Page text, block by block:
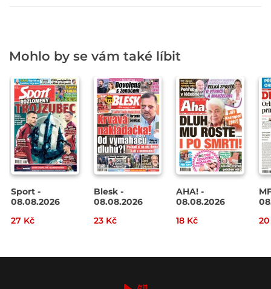
Mohlo by se vám také líbit
Sport -
08.08.2026
27 Kč
Blesk -
08.08.2026
23 Kč
AHA! -
08.08.2026
18 Kč
20